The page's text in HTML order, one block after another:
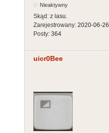
Nieaktywny
Skąd: z lasu.
Zarejestrowany: 2020-06-26
Posty: 364
uicr0Bee